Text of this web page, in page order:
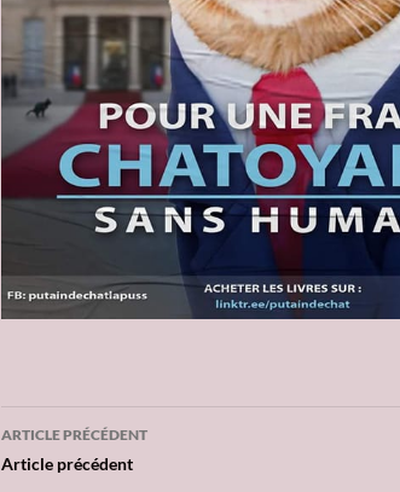
Navigation
ARTICLE PRÉCÉDENT
Article précédent